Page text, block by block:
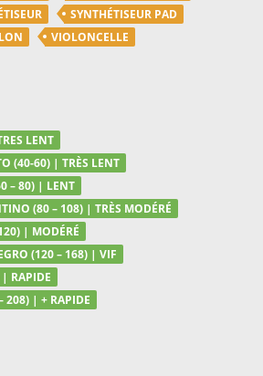
SYNTHÉTISEUR PAD
VIOLONCELLE
LENT
(40-60) | TRÈS LENT
– 80) | LENT
(80 – 108) | TRÈS MODÉRÉ
| MODÉRÉ
(120 – 168) | VIF
| RAPIDE
208) | + RAPIDE